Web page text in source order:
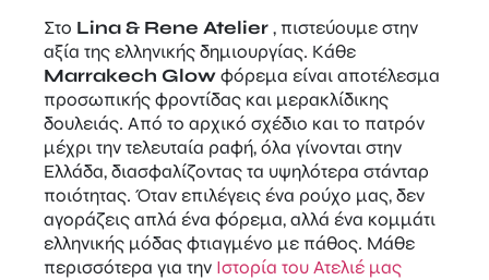
Στο Lina & Rene Atelier, πιστεύουμε στην
αξία της ελληνικής δημιουργίας. Κάθε
Marrakech Glowφόρεμα είναι αποτέλεσμα
προσωπικής φροντίδας και μερακλίδικης
δουλειάς. Από το αρχικό σχέδιο και το πατρόν
μέχρι την τελευταία ραφή, όλα γίνονται στην
Ελλάδα, διασφαλίζοντας τα υψηλότερα στάνταρ
ποιότητας. Όταν επιλέγεις ένα ρούχο μας, δεν
αγοράζεις απλά ένα φόρεμα, αλλά ένα κομμάτι
ελληνικής μόδας φτιαγμένο με πάθος. Μάθε
περισσότερα για την Ιστορία του Ατελιέ μας